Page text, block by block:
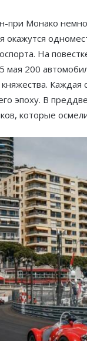
при Монако
окажутся
На
мая 200
эпоху. В
которые